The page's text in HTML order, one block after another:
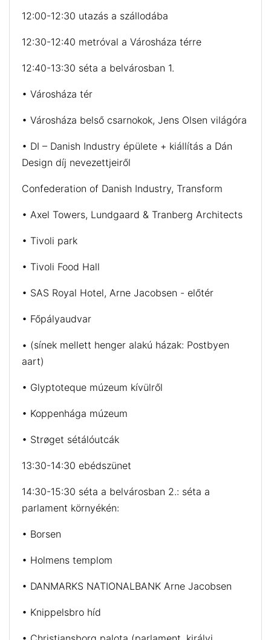
12:00-12:30 utazás a szállodába
12:30-12:40 metróval a Városháza térre
12:40-13:30 séta a belvárosban 1.
• Városháza tér
• Városháza belső csarnokok, Jens Olsen világóra
• DI – Danish Industry épülete + kiállítás a Dán
Design díj nevezettjeiről
Confederation of Danish Industry, Transform
• Axel Towers, Lundgaard & Tranberg Architects
• Tivoli park
• Tivoli Food Hall
• SAS Royal Hotel, Arne Jacobsen - előtér
• Főpályaudvar
• (sínek mellett henger alakú házak: Postbyen
aart)
• Glyptoteque múzeum kívülről
• Koppenhága múzeum
• Strøget sétálóutcák
13:30-14:30 ebédszünet
14:30-15:30 séta a belvárosban 2.: séta a
parlament környékén:
• Borsen
• Holmens templom
• DANMARKS NATIONALBANK Arne Jacobsen
• Knippelsbro híd